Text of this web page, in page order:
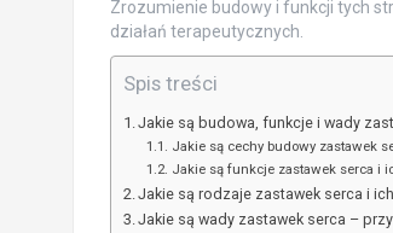
Zrozumienie budowy i funkcji tych
działań terapeutycznych.
Spis treści
Jakie są budowa, funkcje i wady
Jakie są cechy budowy zastawek
Jakie są funkcje zastawek serca i
Jakie są rodzaje zastawek serca i
Jakie są wady zastawek serca –